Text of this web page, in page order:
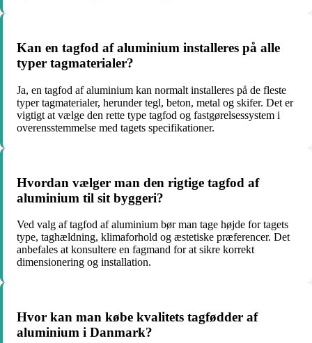
Kan en tagfod af aluminium installeres på alle
typer tagmaterialer?
Ja, en tagfod af aluminium kan normalt installeres på de fleste
typer tagmaterialer, herunder tegl, beton, metal og skifer. Det er
vigtigt at vælge den rette type tagfod og fastgørelsessystem i
overensstemmelse med tagets specifikationer.
Hvordan vælger man den rigtige tagfod af
aluminium til sit byggeri?
Ved valg af tagfod af aluminium bør man tage højde for tagets
type, taghældning, klimaforhold og æstetiske præferencer. Det
anbefales at konsultere en fagmand for at sikre korrekt
dimensionering og installation.
Hvor kan man købe kvalitets tagfødder af
aluminium i Danmark?